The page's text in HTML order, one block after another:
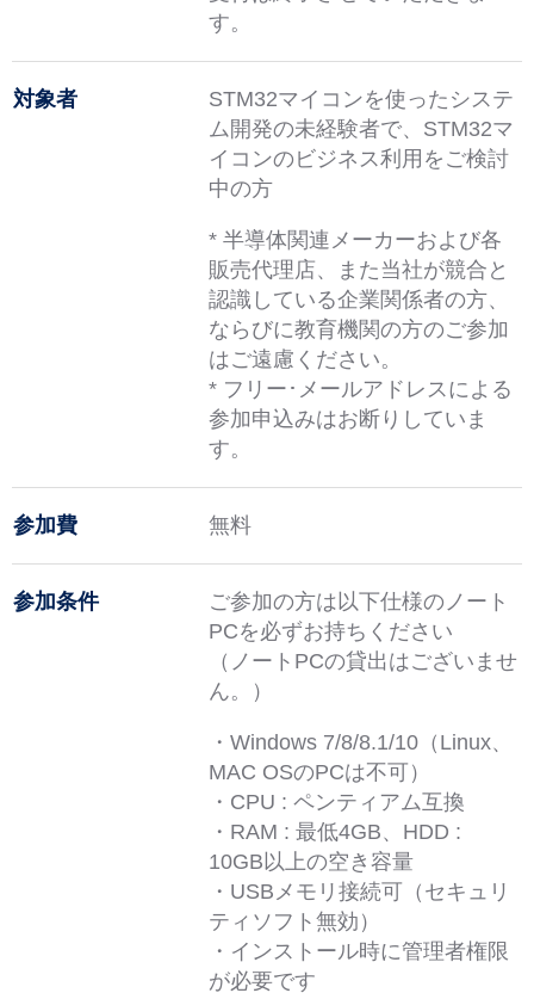
す。
対象者
STM32マイコンを使ったシステ
ム開発の未経験者で、STM32マ
イコンのビジネス利用をご検討
中の方
* 半導体関連メーカーおよび各
販売代理店、また当社が競合と
認識している企業関係者の方、
ならびに教育機関の方のご参加
はご遠慮ください。
* フリー･メールアドレスによる
参加申込みはお断りしていま
す。
参加費 無料
参加条件
ご参加の方は以下仕様のノート
PCを必ずお持ちください
（ノートPCの貸出はございませ
ん。）
・Windows 7/8/8.1/10（Linux、
MAC OSのPCは不可）
・CPU : ペンティアム互換
・RAM : 最低4GB、HDD :
10GB以上の空き容量
・USBメモリ接続可（セキュリ
ティソフト無効）
・インストール時に管理者権限
が必要です